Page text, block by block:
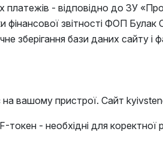
платежів - відповідно до ЗУ
фінансової звітності ФОП
зберігання бази даних сайту
на вашому пристрої. Сайт
токен - необхідні для